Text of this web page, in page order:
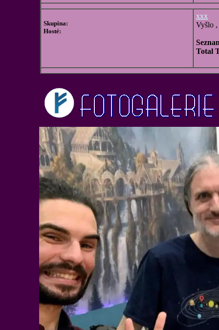
Skupina:
Hosté:
xxx
Vyšlo ,
Total